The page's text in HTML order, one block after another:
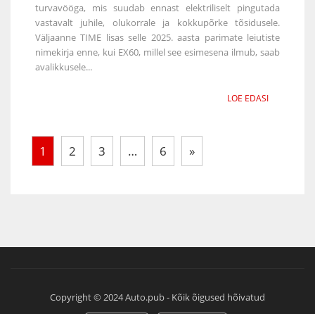
turvavööga, mis suudab ennast elektriliselt pingutada
vastavalt juhile, olukorrale ja kokkupõrke tõsidusele.
Väljaanne TIME lisas selle 2025. aasta parimate leiutiste
nimekirja enne, kui EX60, millel see esimesena ilmub, saab
avalikkusele...
LOE EDASI
1 2 3 … 6 »
Copyright © 2024 Auto.pub - Kõik õigused hõivatud